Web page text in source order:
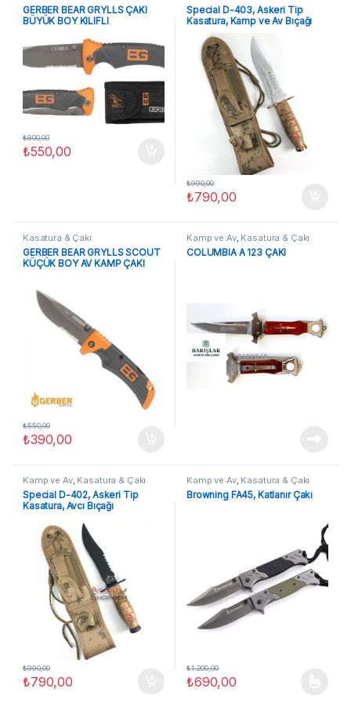
GERBER BEAR GRYLLS ÇAKI
BÜYÜK BOY KILIFLI
₺550,00
₺800,00
Special D-403, Askeri Tip
Kasatura, Kamp ve Av Bıçağı
₺790,00
₺990,00
Kasatura & Çakı
GERBER BEAR GRYLLS SCOUT
KÜÇÜK BOY AV KAMP ÇAKI
₺390,00
₺550,00
Kamp ve Av, Kasatura & Çakı
COLUMBIA A 123 ÇAKI
Kamp ve Av, Kasatura & Çakı
Special D-402, Askeri Tip
Kasatura, Avcı Bıçağı
₺790,00
₺990,00
Kamp ve Av, Kasatura & Çakı
Browning FA45, Katlanır Çakı
₺690,00
₺1.200,00
Bu ürünün birden fazla